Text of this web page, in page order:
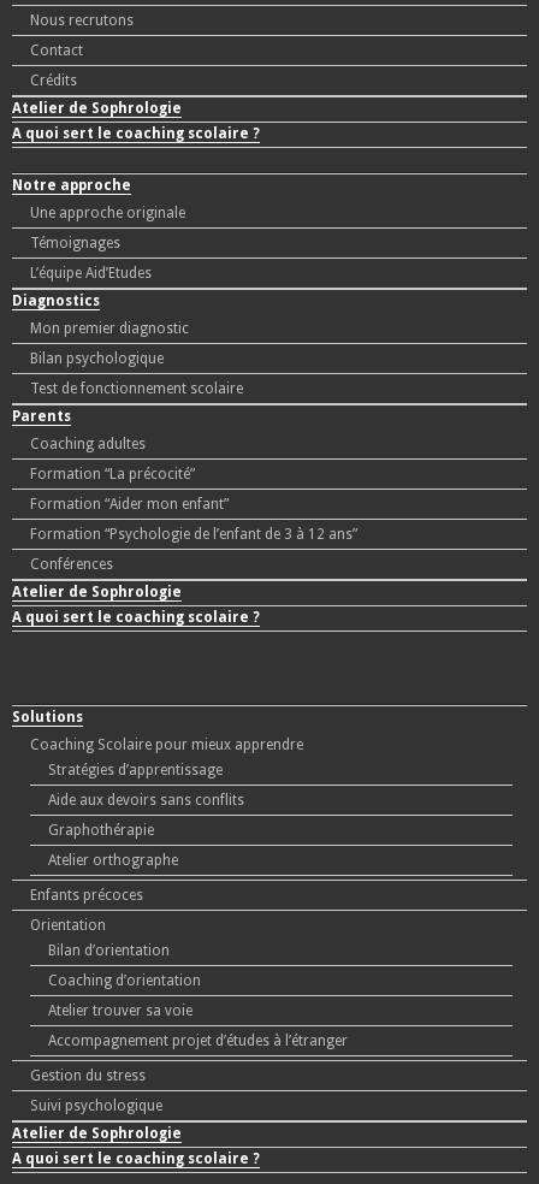
Nous recrutons
Contact
Crédits
Atelier de Sophrologie
A quoi sert le coaching scolaire ?
Notre approche
Une approche originale
Témoignages
L’équipe Aid’Etudes
Diagnostics
Mon premier diagnostic
Bilan psychologique
Test de fonctionnement scolaire
Parents
Coaching adultes
Formation “La précocité”
Formation “Aider mon enfant”
Formation “Psychologie de l’enfant de 3 à 12 ans”
Conférences
Atelier de Sophrologie
A quoi sert le coaching scolaire ?
Solutions
Coaching Scolaire pour mieux apprendre
Stratégies d’apprentissage
Aide aux devoirs sans conflits
Graphothérapie
Atelier orthographe
Enfants précoces
Orientation
Bilan d’orientation
Coaching d’orientation
Atelier trouver sa voie
Accompagnement projet d’études à l’étranger
Gestion du stress
Suivi psychologique
Atelier de Sophrologie
A quoi sert le coaching scolaire ?